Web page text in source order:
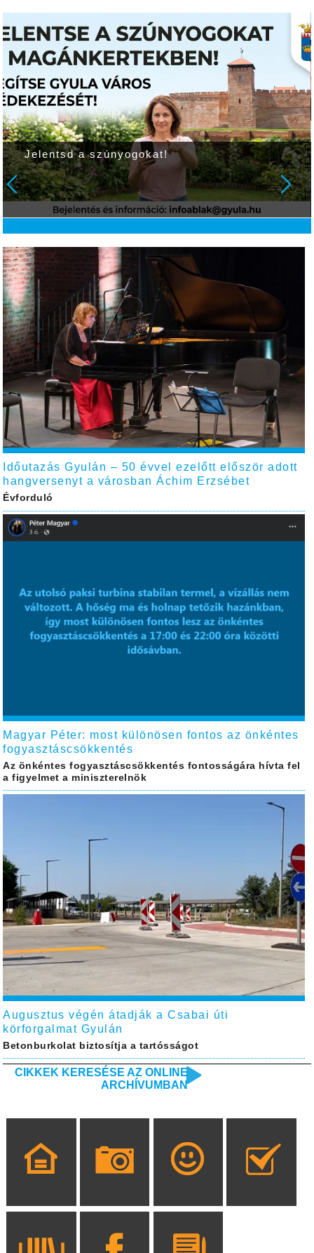
Jelentsd a szúnyogokat!
Időutazás Gyulán – 50 évvel ezelőtt először adott
hangversenyt a városban Áchim Erzsébet
Évforduló
Magyar Péter: most különösen fontos az önkéntes
fogyasztáscsökkentés
Az önkéntes fogyasztáscsökkentés fontosságára hívta fel
a figyelmet a miniszterelnök
Augusztus végén átadják a Csabai úti
körforgalmat Gyulán
Betonburkolat biztosítja a tartósságot
CIKKEK KERESÉSE AZ ONLINE
ARCHÍVUMBAN